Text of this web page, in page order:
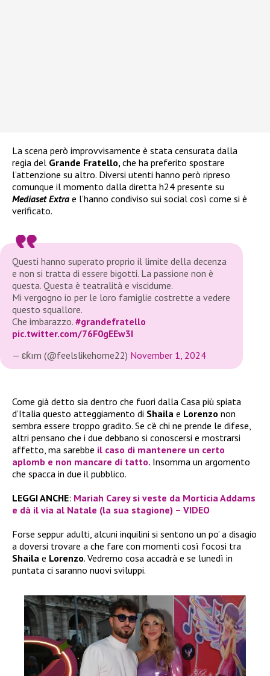
La scena però improvvisamente è stata censurata dalla
regia del Grande Fratello, che ha preferito spostare
l’attenzione su altro. Diversi utenti hanno però ripreso
comunque il momento dalla diretta h24 presente su
Mediaset Extra e l’hanno condiviso sui social così come si è
verificato.
Questi hanno superato proprio il limite della decenza
e non si tratta di essere bigotti. La passione non è
questa. Questa è teatralità e viscidume.
Mi vergogno io per le loro famiglie costrette a vedere
questo squallore.
Che imbarazzo. #grandefratello
pic.twitter.com/76F0gEEw3I
— ɛƙım (@feelslikehome22) November 1, 2024
Come già detto sia dentro che fuori dalla Casa più spiata
d’Italia questo atteggiamento di Shaila e Lorenzo non
sembra essere troppo gradito. Se c’è chi ne prende le difese,
altri pensano che i due debbano si conoscersi e mostrarsi
affetto, ma sarebbe il caso di mantenere un certo
aplomb e non mancare di tatto. Insomma un argomento
che spacca in due il pubblico.
LEGGI ANCHE: Mariah Carey si veste da Morticia Addams
e dà il via al Natale (la sua stagione) – VIDEO
Forse seppur adulti, alcuni inquilini si sentono un po’ a disagio
a doversi trovare a che fare con momenti così focosi tra
Shaila e Lorenzo. Vedremo cosa accadrà e se lunedì in
puntata ci saranno nuovi sviluppi.